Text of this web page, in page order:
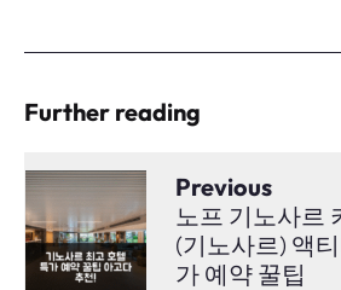
Further reading
Previous
노프 기노사르
(기노사르) 액
가 예약 꿀팁